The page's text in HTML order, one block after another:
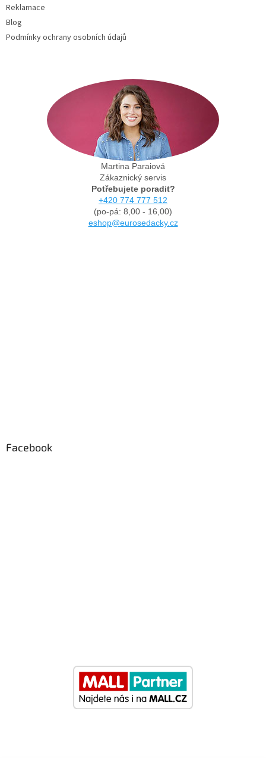
Reklamace
Blog
Podmínky ochrany osobních údajů
Martina Paraiová
Zákaznický servis
Potřebujete poradit?
+420 774 777 512
(po-pá: 8,00 - 16,00)
eshop@eurosedacky.cz
Facebook